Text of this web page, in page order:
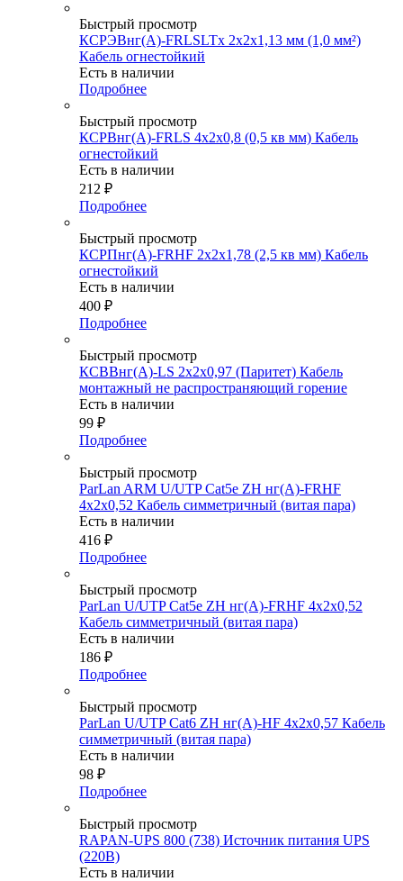
Быстрый просмотр
КСРЭВнг(А)-FRLSLTx 2х2х1,13 мм (1,0 мм²)
Кабель огнестойкий
Есть в наличии
Подробнее
Быстрый просмотр
КСРВнг(А)-FRLS 4х2х0,8 (0,5 кв мм) Кабель
огнестойкий
Есть в наличии
212 ₽
Подробнее
Быстрый просмотр
КСРПнг(А)-FRHF 2х2х1,78 (2,5 кв мм) Кабель
огнестойкий
Есть в наличии
400 ₽
Подробнее
Быстрый просмотр
КСВВнг(А)-LS 2х2х0,97 (Паритет) Кабель
монтажный не распространяющий горение
Есть в наличии
99 ₽
Подробнее
Быстрый просмотр
ParLan ARM U/UTP Cat5e ZH нг(А)-FRHF
4х2x0,52 Кабель симметричный (витая пара)
Есть в наличии
416 ₽
Подробнее
Быстрый просмотр
ParLan U/UTP Cat5e ZH нг(А)-FRHF 4х2x0,52
Кабель симметричный (витая пара)
Есть в наличии
186 ₽
Подробнее
Быстрый просмотр
ParLan U/UTP Cat6 ZH нг(А)-HF 4х2х0,57 Кабель
симметричный (витая пара)
Есть в наличии
98 ₽
Подробнее
Быстрый просмотр
RAPAN-UPS 800 (738) Источник питания UPS
(220В)
Есть в наличии